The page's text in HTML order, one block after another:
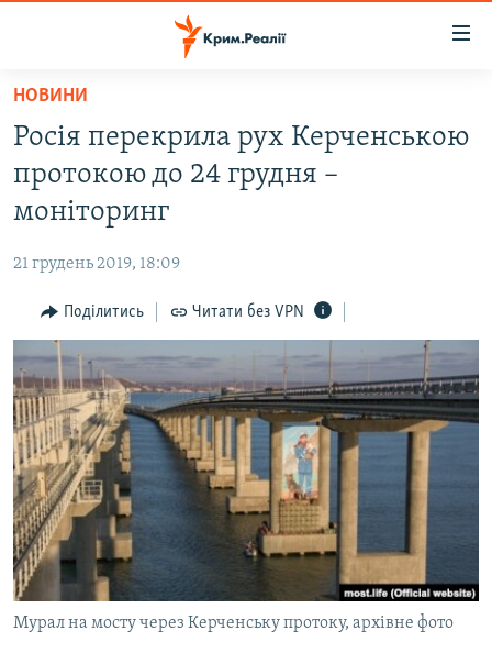
Перейти
основного
матеріалу
Перейти
до
основної
навігації
Перейти
до
пошуку
ВОДА.КРИМ
ВІДЕО ТА ФОТО
БЛОГИ
ПОГЛЯД
ІНТЕРВ'Ю
ВСЕ ЗА ДЕНЬ
СПЕЦПРОЕКТИ
ДЕПОРТАЦІЯ
ВІДЕОУРОКИ «ELIFBE»
СВІДЧЕННЯ ОКУПАЦІЇ
УКРАЇНСЬКА ПРОБЛЕМА КРИМУ
ІНФОГРАФІКА
ЯК ОБІЙТИ БЛОКУВАННЯ
Русский
Qırımtatar
ДОЛУЧАЙСЯ!
НОВИНИ
Росія перекрила рух Керченською
протокою до 24 грудня –
моніторинг
21 грудень 2019, 18:09
Поділитись Читати без VPN
Мурал на мосту через Керченську протоку, архівне фото